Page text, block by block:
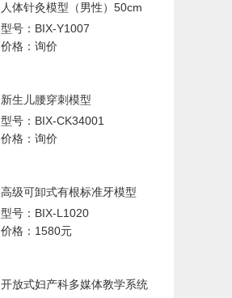
人体针灸模型（男性）50cm
型号：BIX-Y1007
价格：询价
新生儿腰穿刺模型
型号：BIX-CK34001
价格：询价
高级可卸式有根标准牙模型
型号：BIX-L1020
价格：1580元
开放式妇产科多媒体教学系统